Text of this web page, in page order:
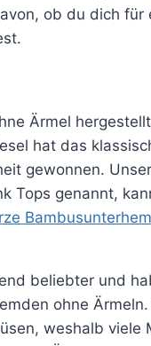
ob du dich für
Ärmel
hat das
gewonnen.
Tops genannt,
beliebter und
ohne
weshalb viele